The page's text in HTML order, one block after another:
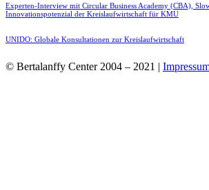
Experten-Interview mit Circular Business Academy (CBA),
Innovationspotenzial der Kreislaufwirtschaft für KMU
UNIDO: Globale Konsultationen zur Kreislaufwirtschaft
© Bertalanffy Center 2004 – 2021 |